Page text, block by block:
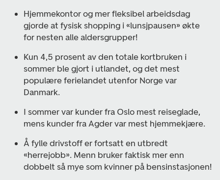
Hjemmekontor og mer fleksibel arbeidsdag
gjorde at fysisk shopping i «lunsjpausen» økte
for nesten alle aldersgrupper!
Kun 4,5 prosent av den totale kortbruken i
sommer ble gjort i utlandet, og det mest
populære ferielandet utenfor Norge var
Danmark.
I sommer var kunder fra Oslo mest reiseglade,
mens kunder fra Agder var mest hjemmekjære.
Å fylle drivstoff er fortsatt en utbredt
«herrejobb». Menn bruker faktisk mer enn
dobbelt så mye som kvinner på bensinstasjonen!